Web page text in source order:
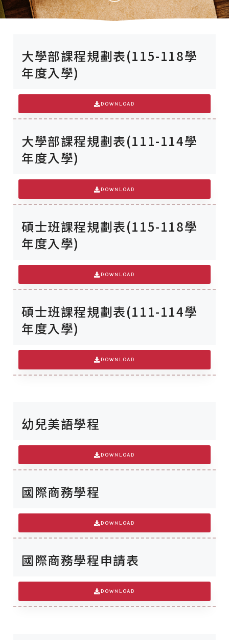
大學部課程規劃表(115-118學
年度入學)
DOWNLOAD
大學部課程規劃表(111-114學
年度入學)
DOWNLOAD
碩士班課程規劃表(115-118學
年度入學)
DOWNLOAD
碩士班課程規劃表(111-114學
年度入學)
DOWNLOAD
幼兒美語學程
DOWNLOAD
國際商務學程
DOWNLOAD
國際商務學程申請表
DOWNLOAD